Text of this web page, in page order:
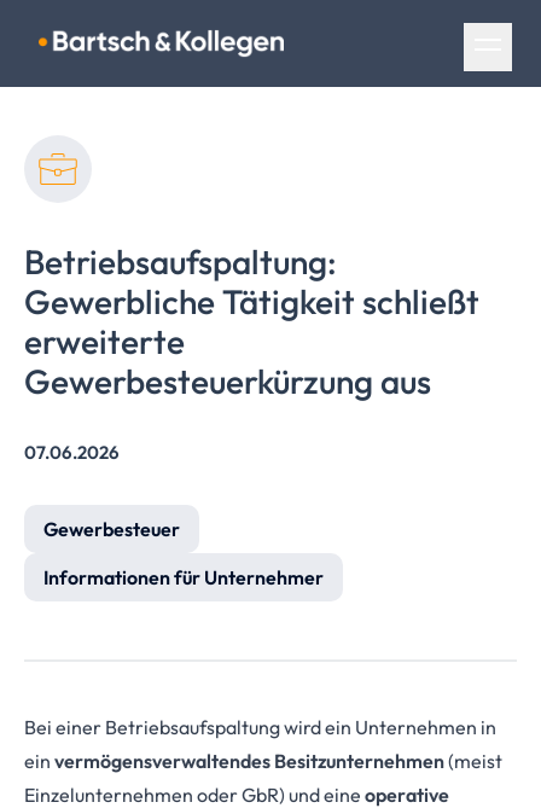
Navigation überspringen
Betriebsaufspaltung:
Gewerbliche Tätigkeit schließt
erweiterte
Gewerbesteuerkürzung aus
07.06.2026
Gewerbesteuer
Informationen für Unternehmer
Bei einer Betriebsaufspaltung wird ein Unternehmen in
ein vermögensverwaltendes Besitzunternehmen(meist
Einzelunternehmen oder GbR) und eine operative